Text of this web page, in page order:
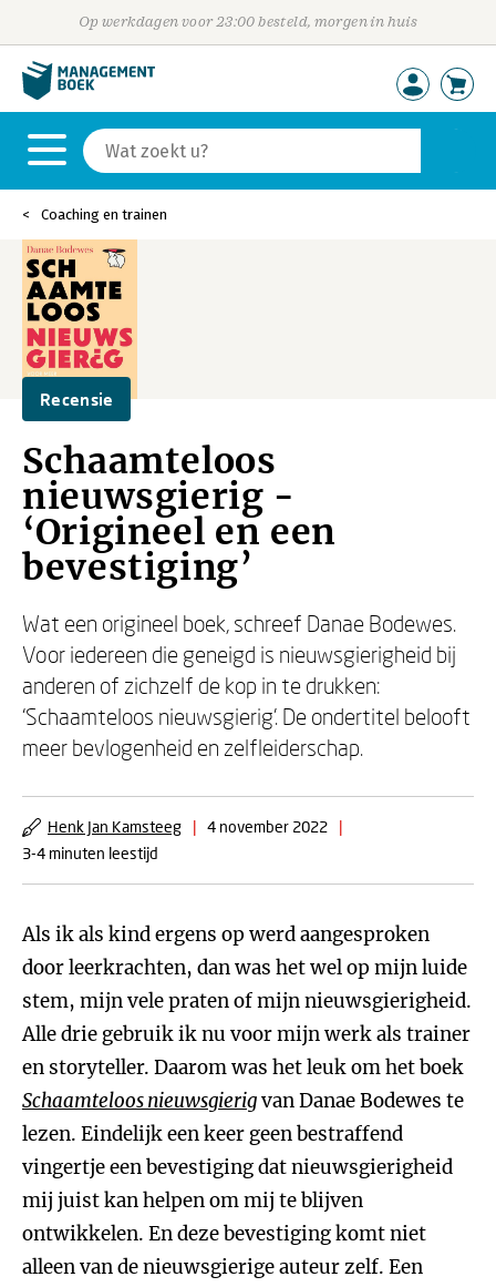
Op werkdagen voor 23:00 besteld, morgen in huis
Coaching en trainen
Recensie
Schaamteloos
nieuwsgierig -
‘Origineel en een
bevestiging’
Wat een origineel boek, schreef Danae Bodewes.
Voor iedereen die geneigd is nieuwsgierigheid bij
anderen of zichzelf de kop in te drukken:
‘Schaamteloos nieuwsgierig’. De ondertitel belooft
meer bevlogenheid en zelfleiderschap.
Henk Jan Kamsteeg | 4 november 2022
|
3-4 minuten leestijd
Als ik als kind ergens op werd aangesproken
door leerkrachten, dan was het wel op mijn luide
stem, mijn vele praten of mijn nieuwsgierigheid.
Alle drie gebruik ik nu voor mijn werk als trainer
en storyteller. Daarom was het leuk om het boek
Schaamteloos nieuwsgierigvan Danae Bodewes te
lezen. Eindelijk een keer geen bestraffend
vingertje een bevestiging dat nieuwsgierigheid
mij juist kan helpen om mij te blijven
ontwikkelen. En deze bevestiging komt niet
alleen van de nieuwsgierige auteur zelf. Een